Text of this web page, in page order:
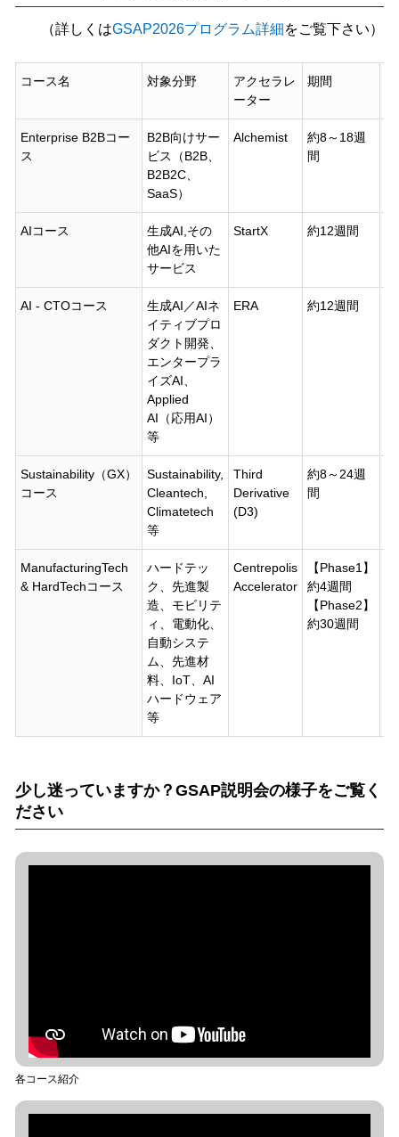
（詳しくはGSAP2026プログラム詳細をご覧下さい）
コース名 対象分野
アクセラレ
ーター
期間
Enterprise B2Bコー
ス
B2B向けサー
ビス（B2B、
B2B2C、
SaaS）
Alchemist
約8～18週
間
AIコース
生成AI,その
他AIを用いた
サービス
StartX 約12週間
AI - CTOコース
生成AI／AIネ
イティブプロ
ダクト開発、
エンタープラ
イズAI、
Applied
AI（応用AI）
等
ERA 約12週間
Sustainability（GX）
コース
Sustainability,
Cleantech,
Climatetech
等
Third
Derivative
(D3)
約8～24週
間
ManufacturingTech
& HardTechコース
ハードテッ
ク、先進製
造、モビリテ
ィ、電動化、
自動システ
ム、先進材
料、IoT、AI
ハードウェア
等
Centrepolis
Accelerator
【Phase1】
約4週間
【Phase2】
約30週間
少し迷っていますか？GSAP説明会の様子をご覧く
ださい
各コース紹介